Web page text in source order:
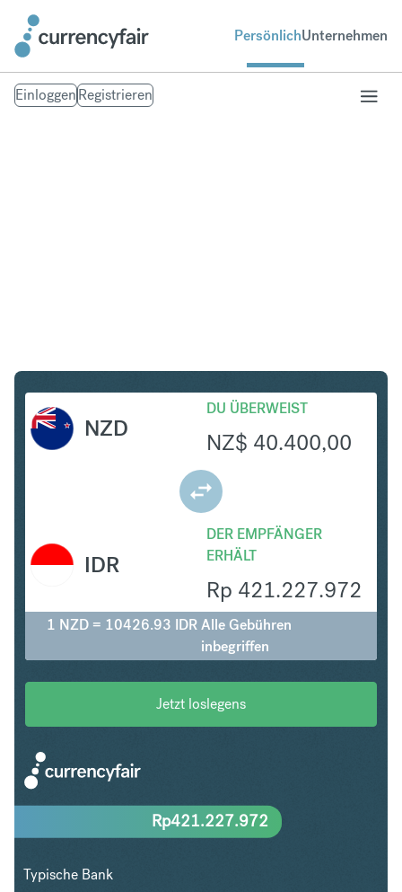
PersönlichUnternehmen
EinloggenRegistrieren
NZD
DU ÜBERWEIST
NZ$ 40.400,00
DER EMPFÄNGER
ERHÄLT
Rp 421.227.972
IDR
1 NZD = 10426.93 IDRAlle Gebühren
inbegriffen
Jetzt loslegens
Rp421.227.972
Typische Bank